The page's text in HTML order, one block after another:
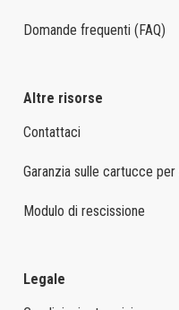
Domande frequenti (FAQ)
Altre risorse
Contattaci
Garanzia sulle cartucce
Modulo di rescissione
Legale